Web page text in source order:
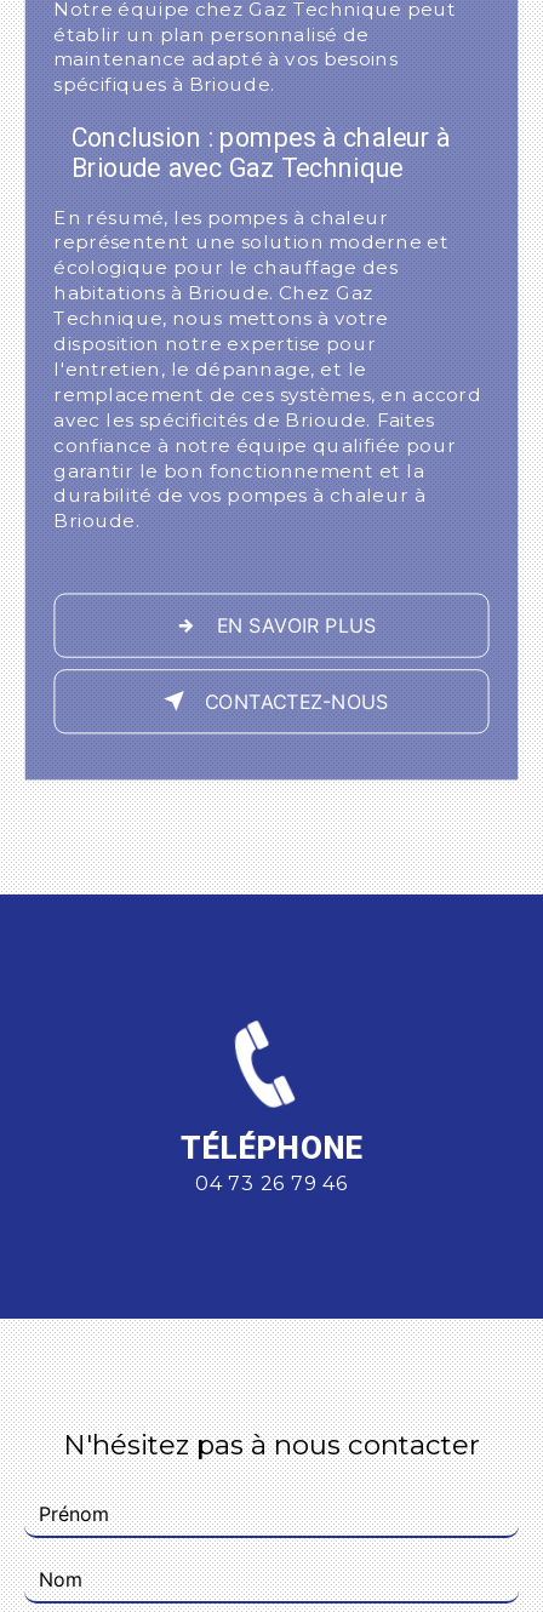
Notre équipe chez Gaz Technique peut
établir un plan personnalisé de
maintenance adapté à vos besoins
spécifiques à Brioude.
Conclusion : pompes à chaleur à
Brioude avec Gaz Technique
En résumé, les pompes à chaleur
représentent une solution moderne et
écologique pour le chauffage des
habitations à Brioude. Chez Gaz
Technique, nous mettons à votre
disposition notre expertise pour
l'entretien, le dépannage, et le
remplacement de ces systèmes, en accord
avec les spécificités de Brioude. Faites
confiance à notre équipe qualifiée pour
garantir le bon fonctionnement et la
durabilité de vos pompes à chaleur à
Brioude.
EN SAVOIR PLUS
CONTACTEZ-NOUS
TÉLÉPHONE
04 73 26 79 46
N'hésitez pas à nous contacter